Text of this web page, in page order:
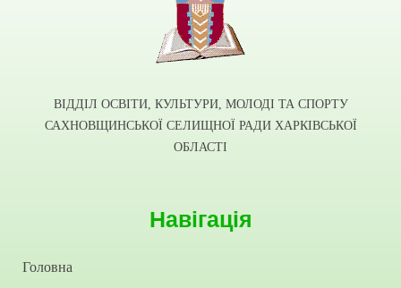
ВІДДІЛ ОСВІТИ, КУЛЬТУРИ, МОЛОДІ ТА СПОРТУ
САХНОВЩИНСЬКОЇ СЕЛИЩНОЇ РАДИ ХАРКІВСЬКОЇ
ОБЛАСТІ
Навігація
Головна